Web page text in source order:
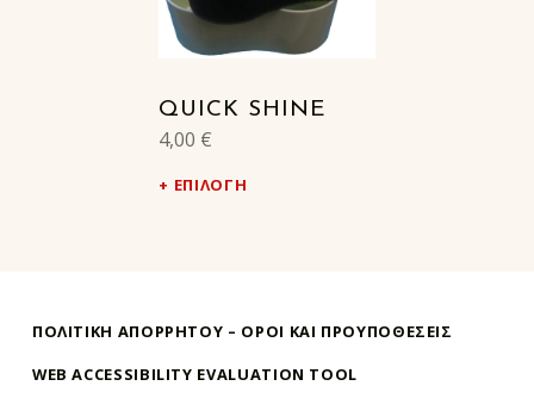
QUICK SHINE
4,00 €
ΕΠΙΛΟΓΉ
ΠΟΛΙΤΙΚΗ ΑΠΟΡΡΗΤΟΥ – ΌΡΟΙ ΚΑΙ ΠΡΟΥΠΟΘΕΣΕΙΣ
WEB ACCESSIBILITY EVALUATION TOOL